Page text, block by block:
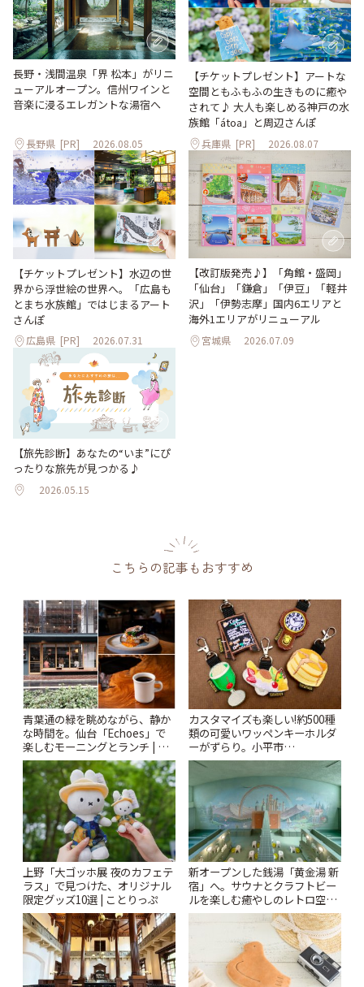
長野・浅間温泉「界 松本」がリニ
ューアルオープン。信州ワインと
音楽に浸るエレガントな湯宿へ
長野県 [PR] 2026.08.05
【チケットプレゼント】アートな
空間ともふもふの生きものに癒や
されて♪ 大人も楽しめる神戸の水
族館「átoa」と周辺さんぽ
兵庫県 [PR] 2026.08.07
【チケットプレゼント】水辺の世
界から浮世絵の世界へ。「広島も
とまち水族館」ではじまるアート
さんぽ
広島県 [PR] 2026.07.31
【改訂版発売♪】「角館・盛岡」
「仙台」「鎌倉」「伊豆」「軽井
沢」「伊勢志摩」国内6エリアと
海外1エリアがリニューアル
宮城県 2026.07.09
【旅先診断】あなたの“いま”にぴ
ったりな旅先が見つかる♪
2026.05.15
こちらの記事もおすすめ
青葉通の緑を眺めながら、静か
な時間を。仙台「Echoes」で
楽しむモーニングとランチ | こ
とりっぷ
カスタマイズも楽しい!約500種
類の可愛いワッペンキーホルダ
ーがずらり。小平市
「Kimamaya T&K」 | ことりっ
上野「大ゴッホ展 夜のカフェテ
ラス」で見つけた、オリジナル
限定グッズ10選 | ことりっぷ
新オープンした銭湯「黄金湯 新
宿」へ。サウナとクラフトビー
ルを楽しむ癒やしのレトロ空間
| ことりっぷ